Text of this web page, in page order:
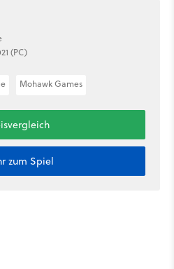
(PC)
Mohawk Games
zum Spiel